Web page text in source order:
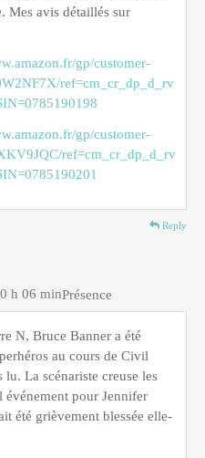
Mes avis détaillés sur
gp/customer-
ref=cm_cr_dp_d_rv
gp/customer-
ref=cm_cr_dp_d_rv
Reply
Présence
h 06 min
N, Bruce Banner a été
au cours de Civil
lu. La scénariste creuse les
événement pour Jennifer
été grièvement blessée elle-